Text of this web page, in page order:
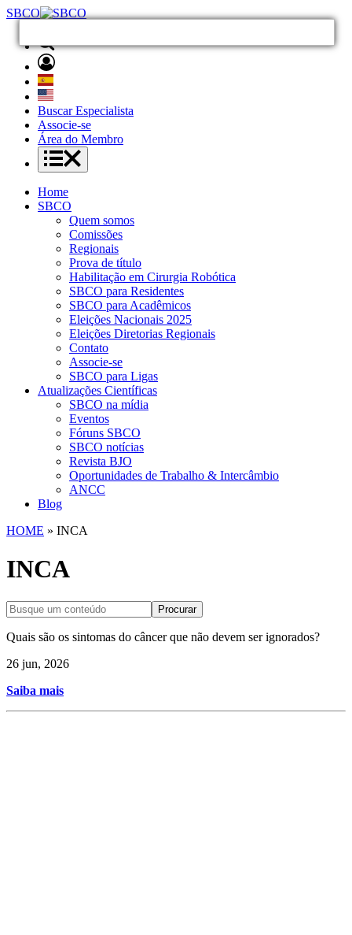
SBCO
Buscar Especialista
Associe-se
Área do Membro
Home
SBCO
Quem somos
Comissões
Regionais
Prova de título
Habilitação em Cirurgia Robótica
SBCO para Residentes
SBCO para Acadêmicos
Eleições Nacionais 2025
Eleições Diretorias Regionais
Contato
Associe-se
SBCO para Ligas
Atualizações Científicas
SBCO na mídia
Eventos
Fóruns SBCO
SBCO notícias
Revista BJO
Oportunidades de Trabalho & Intercâmbio
ANCC
Blog
HOME » INCA
INCA
Procurar
Quais são os sintomas do câncer que não devem ser ignorados?
26 jun, 2026
Saiba mais